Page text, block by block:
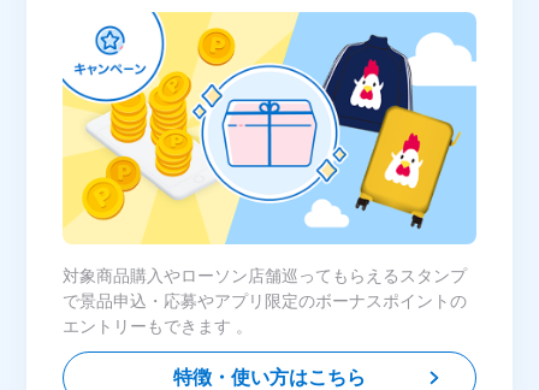
対象商品購入やローソン店舗巡ってもらえるスタンプ
で景品申込・応募やアプリ限定のボーナスポイントの
エントリーもできます 。
特徴・使い方はこちら